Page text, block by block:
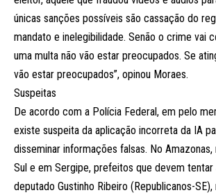
únicas sanções possíveis são cassação do
mandato e inelegibilidade. Senão o crime vai
uma multa não vão estar preocupados. Se
vão estar preocupados”, opinou Moraes.
Suspeitas
De acordo com a Polícia Federal, em pelo
existe suspeita da aplicação incorreta da IA
disseminar informações falsas. No Amazonas,
Sul e em Sergipe, prefeitos que devem
deputado Gustinho Ribeiro (Republicanos-